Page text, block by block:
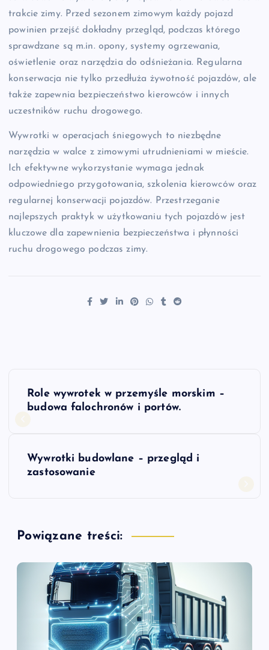
trakcie zimy. Przed sezonem zimowym każdy pojazd
powinien przejść dokładny przegląd, podczas którego
sprawdzane są m.in. opony, systemy ogrzewania,
oświetlenie oraz narzędzia do odśnieżania. Regularna
konserwacja nie tylko przedłuża żywotność pojazdów, ale
także zapewnia bezpieczeństwo kierowców i innych
uczestników ruchu drogowego.
Wywrotki w operacjach śniegowych to niezbędne
narzędzia w walce z zimowymi utrudnieniami w mieście.
Ich efektywne wykorzystanie wymaga jednak
odpowiedniego przygotowania, szkolenia kierowców oraz
regularnej konserwacji pojazdów. Przestrzeganie
najlepszych praktyk w użytkowaniu tych pojazdów jest
kluczowe dla zapewnienia bezpieczeństwa i płynności
ruchu drogowego podczas zimy.
N
a
c
Role wywrotek w przemyśle morskim –
budowa falochronów i portów.
Wywrotki budowlane – przegląd i
zastosowanie
Powiązane treści: